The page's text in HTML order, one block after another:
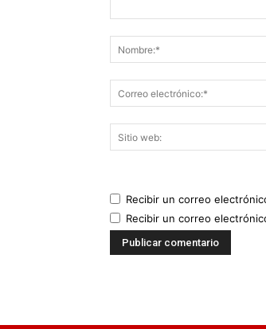
Recibir un correo
Recibir un correo